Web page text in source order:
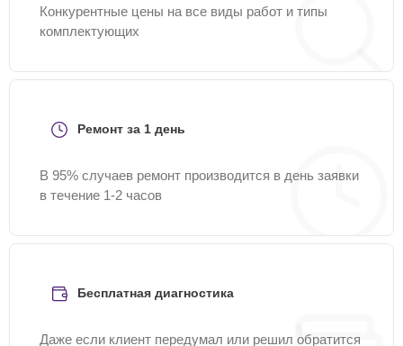
Конкурентные цены на все виды работ и типы
комплектующих
Ремонт за 1 день
В 95% случаев ремонт производится в день заявки
в течение 1-2 часов
Бесплатная диагностика
Даже если клиент передумал или решил обратится